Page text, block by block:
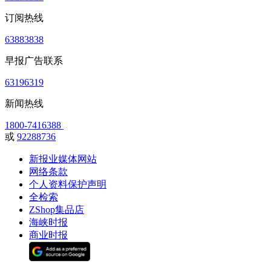
订阅热线
63883838
早报广告联系
63196319
新闻热线
1800-7416388
或 92288736
新报业媒体网站
网络条款
个人资料保护声明
全检索
ZShop集品店
海峡时报
商业时报